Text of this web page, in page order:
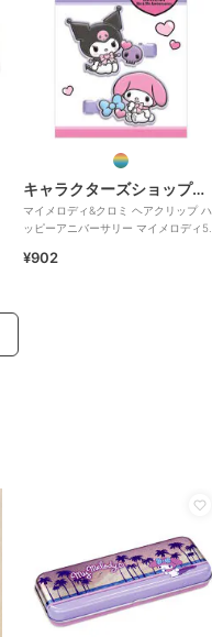
キャラクターズショップ ラフラフ
マイメロディ&クロミ ヘアクリップ ハ
ッピーアニバーサリー マイメロディ50
¥902